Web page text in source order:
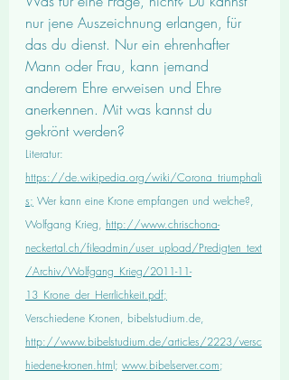
nur jene Auszeichnung erlangen, für
das du dienst. Nur ein ehrenhafter
Mann oder Frau, kann jemand
anderem Ehre erweisen und Ehre
anerkennen. Mit was kannst du
gekrönt werden?
Literatur:
https://de.wikipedia.org/wiki/Corona_triumphali
s; Wer kann eine Krone empfangen und welche?,
Wolfgang Krieg, http://www.chrischona-
neckertal.ch/fileadmin/user_upload/Predigten_text
/Archiv/Wolfgang_Krieg/2011-11-
13_Krone_der_Herrlichkeit.pdf;
Verschiedene Kronen, bibelstudium.de,
http://www.bibelstudium.de/articles/2223/versc
hiedene-kronen.html; www.bibelserver.com;